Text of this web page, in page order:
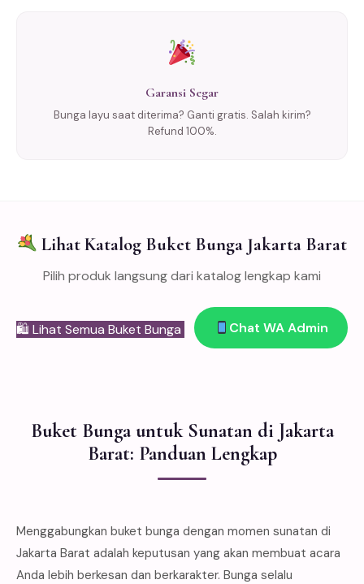
Garansi Segar
Bunga layu saat diterima? Ganti gratis. Salah kirim?
Refund 100%.
Lihat Katalog Buket Bunga Jakarta Barat
Pilih produk langsung dari katalog lengkap kami
🛍 Lihat Semua Buket Bunga Chat WA Admin
Buket Bunga untuk Sunatan di Jakarta
Barat: Panduan Lengkap
Menggabungkan buket bunga dengan momen sunatan di
Jakarta Barat adalah keputusan yang akan membuat acara
Anda lebih berkesan dan berkarakter. Bunga selalu